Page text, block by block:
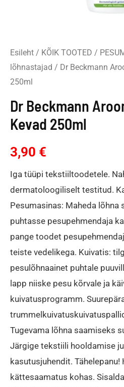
Esileht / KÕIK TOOTED /
lõhnastajad / Dr Beckmann
250ml
Dr Beckmann
Kevad 250ml
3,90 €
Iga tüüpi tekstiiltoodetele.
dermatoloogiliselt testitud.
Pesumasinas: Maheda lõhna
puhtasse pesupehmendaja
pange toodet
teiste vedelikega. Kuivatis:
pesulõhnaainet puhtale
lapp niiske pesu kõrvale ja
kuivatusprogramm.
Tugevama lõhna saamiseks
Järgige tekstiili hooldamise
kasutusjuhendit. Tähelepanu!
kättesaamatus kohas.